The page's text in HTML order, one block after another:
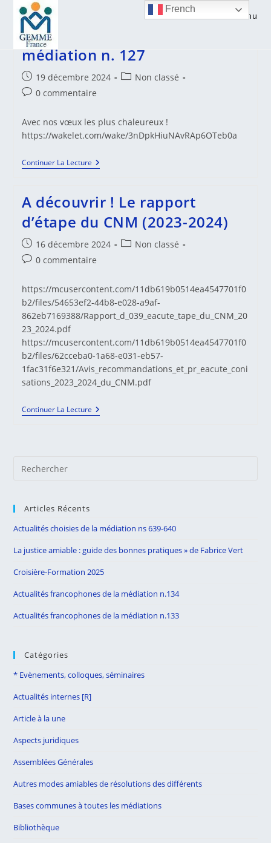
content
Menu
Actualités francophones de la
médiation n. 127
Publication
publiée :
19 décembre 2024
PostNon classé
Commentaires
la
publication :
0 commentaire
Avec nos vœux les plus chaleureux !
https://wakelet.com/wake/3nDpkHiuNAvRAp6OTeb0a
Continuer La LectureActualités
Francophones
Médiation
N.
127
A découvrir ! Le rapport
d’étape du CNM (2023-2024)
Publication
publiée :
16 décembre 2024
PostNon classé
Commentaires
la
publication :
0 commentaire
https://mcusercontent.com/11db619b0514ea4547701f0
b2/files/54653ef2-44b8-e028-a9af-
862eb7169388/Rapport_d_039_eacute_tape_du_CNM_20
23_2024.pdf
https://mcusercontent.com/11db619b0514ea4547701f0
b2/files/62cceba0-1a68-e031-eb57-
1fac31f6e321/Avis_recommandations_et_pr_eacute_coni
sations_2023_2024_du_CNM.pdf
Continuer La LectureA
Découvrir
Articles Récents
Actualités choisies de la médiation ns 639-640
La justice amiable : guide des bonnes pratiques » de Fabrice Vert
Croisière-Formation 2025
Actualités francophones de la médiation n.134
Actualités francophones de la médiation n.133
Catégories
* Evènements, colloques, séminaires
Actualités internes [R]
Article à la une
Aspects juridiques
Assemblées Générales
Autres modes amiables de résolutions des différents
Bases communes à toutes les médiations
Bibliothèque
French